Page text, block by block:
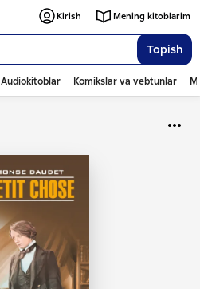
Topish
Kirish Mening kitoblarim
Audiokitoblar Komikslar va vebtunlar